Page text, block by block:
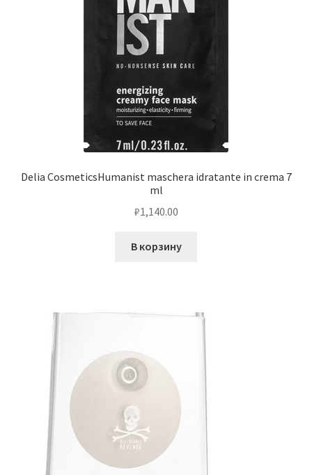
Delia CosmeticsHumanist maschera idratante in crema 7
ml
₽1,140.00
В корзину